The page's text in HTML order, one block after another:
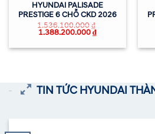
HYUNDAI PALISADE
PRESTIGE 6 CHỖ CKD 2026
1.536.100.000₫
1.388.200.000₫
TIN TỨC HYUNDAI